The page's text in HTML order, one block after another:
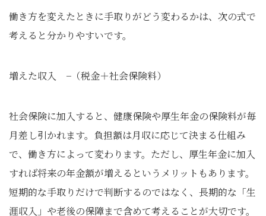
働き方を変えたときに手取りがどう変わるかは、次の式で
考えると分かりやすいです。
増えた収入 −（税金＋社会保険料）
社会保険に加入すると、健康保険や厚生年金の保険料が毎
月差し引かれます。負担額は月収に応じて決まる仕組み
で、働き方によって変わります。ただし、厚生年金に加入
すれば将来の年金額が増えるというメリットもあります。
短期的な手取りだけで判断するのではなく、長期的な「生
涯収入」や老後の保障まで含めて考えることが大切です。